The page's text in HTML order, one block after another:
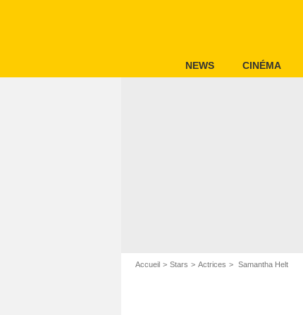
NEWS CINÉMA
Accueil Stars Actrices Samantha Helt